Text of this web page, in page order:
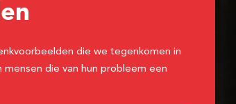
die we tegenkomen in
mensen die van hun probleem een